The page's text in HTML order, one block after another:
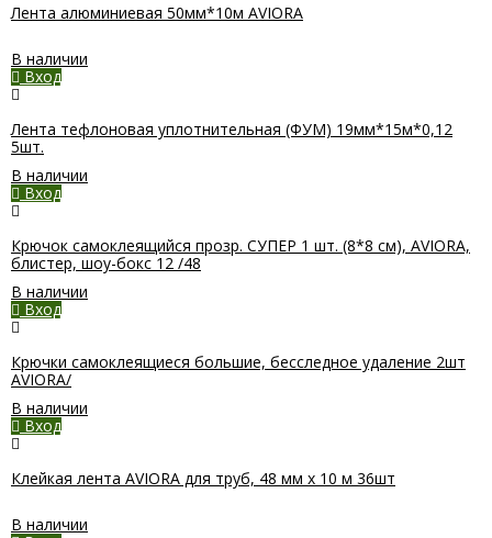
Лента алюминиевая 50мм*10м AVIORA
В наличии
Вход
Лента тефлоновая уплотнительная (ФУМ) 19мм*15м*0,12
5шт.
В наличии
Вход
Крючок самоклеящийся прозр. СУПЕР 1 шт. (8*8 см), AVIORA,
блистер, шоу-бокс 12 /48
В наличии
Вход
Крючки самоклеящиеся большие, бесследное удаление 2шт
AVIORA/
В наличии
Вход
Клейкая лента AVIORA для труб, 48 мм х 10 м 36шт
В наличии